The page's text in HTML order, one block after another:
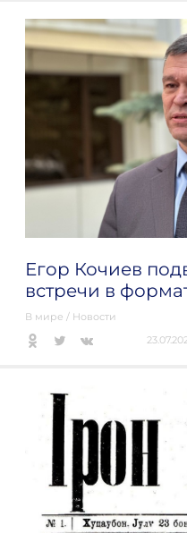
Егор Кочиев
встречи в
В мире / Новости